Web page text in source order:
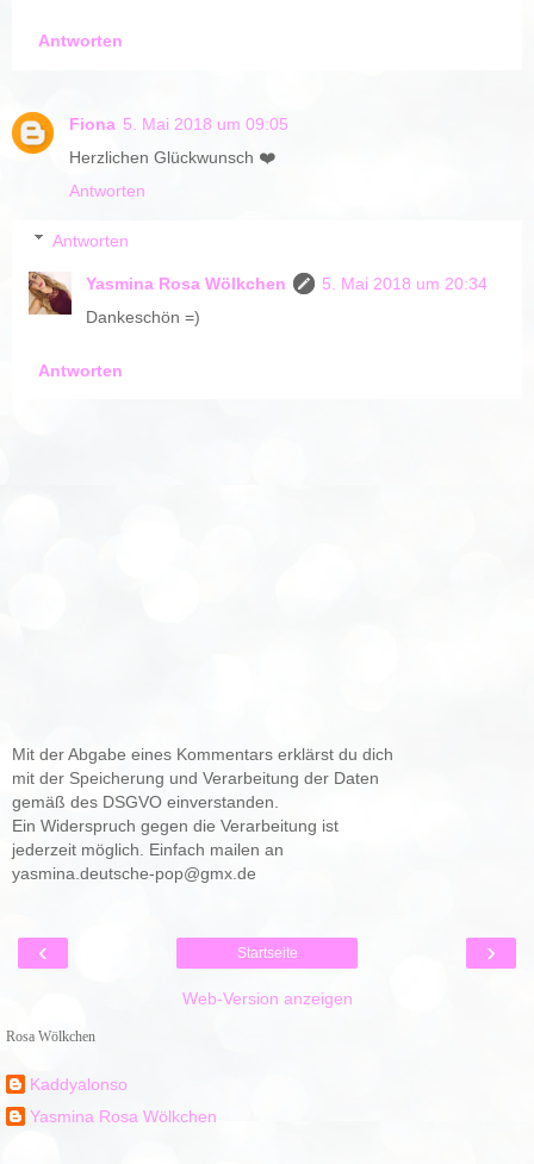
Antworten
Fiona 5. Mai 2018 um 09:05
Herzlichen Glückwunsch ❤️
Antworten
Antworten
Yasmina Rosa Wölkchen
5. Mai 2018 um 20:34
Dankeschön =)
Antworten
Mit der Abgabe eines Kommentars erklärst du dich
mit der Speicherung und Verarbeitung der Daten
gemäß des DSGVO einverstanden.
Ein Widerspruch gegen die Verarbeitung ist
jederzeit möglich. Einfach mailen an
yasmina.deutsche-pop@gmx.de
‹ ›
Startseite
Web-Version anzeigen
Rosa Wölkchen
Kaddyalonso
Yasmina Rosa Wölkchen